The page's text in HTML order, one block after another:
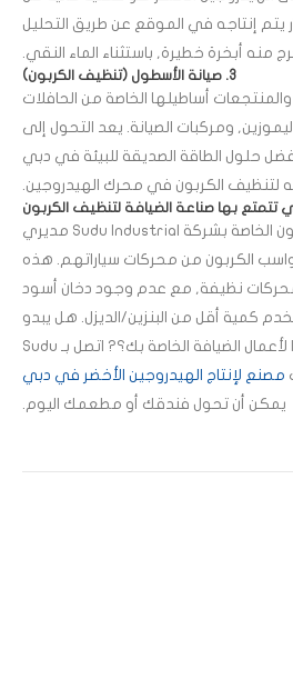
يتم إنتاجه في الموقع عن طريق التحليل
منه أبخرة خطيرة, باستثناء الماء النقي.
3. صيانة الأسطول (تنظيف الكربون)
أساطيلها الخاصة من الحافلات
ومركبات الصيانة. يعد التحول إلى
حلول الطاقة الصديقة للبيئة في دبي
لتنظيف الكربون في محرك الهيدروجين.
تتمتع بها صناعة الضيافة لتنظيف الكربون
تساعد آلات تنظيف الكربون الخاصة بشركة Sudu Industrial مديري
رواسب الكربون من محركات سياراتهم. هذه
محركات نظيفة, مع عدم وجود دخان أسود
كمية أقل من البنزين/الديزل. هل يبدو
هذا مثيرًا للاهتمام ومثيرًا لأعمال الضيافة الخاصة بك؟? اتصل بـ Sudu
مصنع لإنتاج الهيدروجين الأخضر في دبي
يمكن أن تحول فندقك أو مطعمك اليوم.